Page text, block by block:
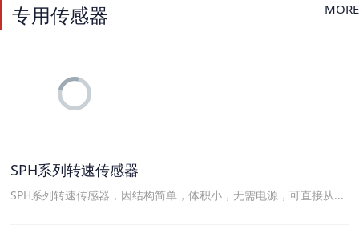
专用传感器 MORE
SPH系列转速传感器
SPH系列转速传感器，因结构简单，体积小，无需电源，可直接从...